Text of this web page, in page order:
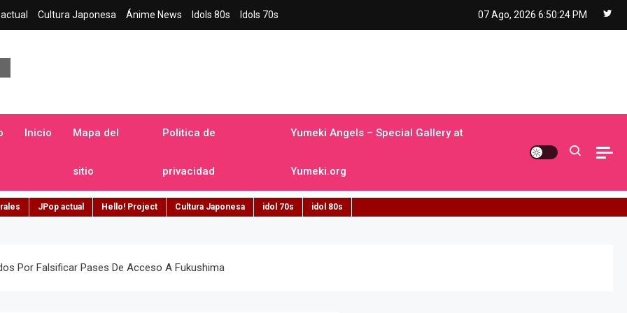
Cultura Japonesa Ánime News Idols 80s Idols 70s 07 Ago, 2026 6:50:25 PM
Inicio Mapa del
sitio
Politica de
privacidad
Yumeki Angels – Special Gallery at
Yumeki.org
JPop actual Hello! Project Cultura Japonesa idol 70s idol 80s
Por Falsificar Pases De Acceso A Fukushima